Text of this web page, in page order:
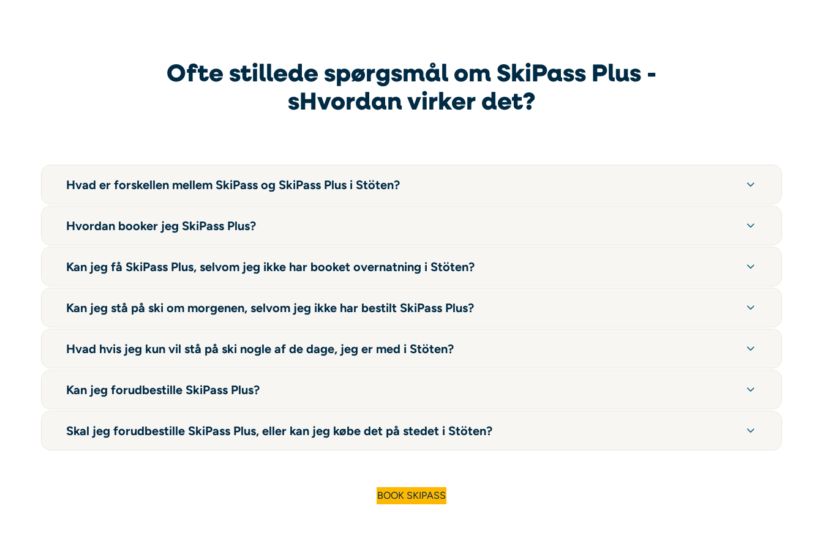
Ofte stillede spørgsmål om SkiPass Plus -
sHvordan virker det?
Hvad er forskellen mellem SkiPass og SkiPass Plus i Stöten?
Hvordan booker jeg SkiPass Plus?
Kan jeg få SkiPass Plus, selvom jeg ikke har booket overnatning i Stöten?
Kan jeg stå på ski om morgenen, selvom jeg ikke har bestilt SkiPass Plus?
Hvad hvis jeg kun vil stå på ski nogle af de dage, jeg er med i Stöten?
Kan jeg forudbestille SkiPass Plus?
Skal jeg forudbestille SkiPass Plus, eller kan jeg købe det på stedet i Stöten?
BOOK SKIPASS